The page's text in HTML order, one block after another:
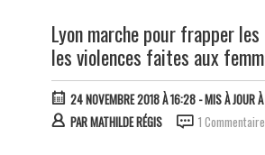
Lyon marche pour frapper
les violences faites aux
24 NOVEMBRE 2018 À 16:28- MIS À JOUR
PARMATHILDE RÉGIS 1 Commentaire